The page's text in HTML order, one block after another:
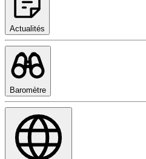
Actualités
Baromètre